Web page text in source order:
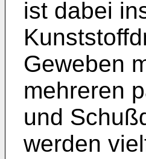
ist dabei
Geweben
mehreren
und
werden